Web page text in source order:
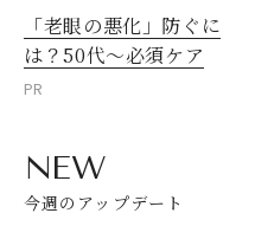
「老眼の悪化」防ぐに
は？50代～必須ケア
PR
NEW
今週のアップデート